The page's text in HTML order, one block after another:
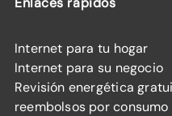
Internet para tu hogar
Internet para su negocio
Revisión energética
reembolsos por